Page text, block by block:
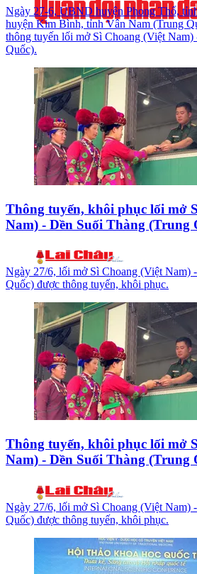
Ngày 27-6, UBND huyện Phong Thổ,
huyện Kim Bình, tỉnh Vân Nam (Trung
thông tuyến lối mở Sì Choang (Việt
Quốc).
Thông tuyến, khôi phục lối mở
Nam) - Dền Suối Thàng (Trung
Ngày 27/6, lối mở Sì Choang (Việt Nam)
Quốc) được thông tuyến, khôi phục.
Thông tuyến, khôi phục lối mở
Nam) - Dền Suối Thàng (Trung
Ngày 27/6, lối mở Sì Choang (Việt Nam)
Quốc) được thông tuyến, khôi phục.